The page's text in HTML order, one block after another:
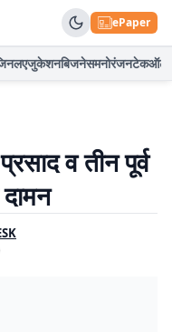
ePaper
एजुकेशनबिजनेसमनोरंजनटेकऑटो
व तीन पूर्व